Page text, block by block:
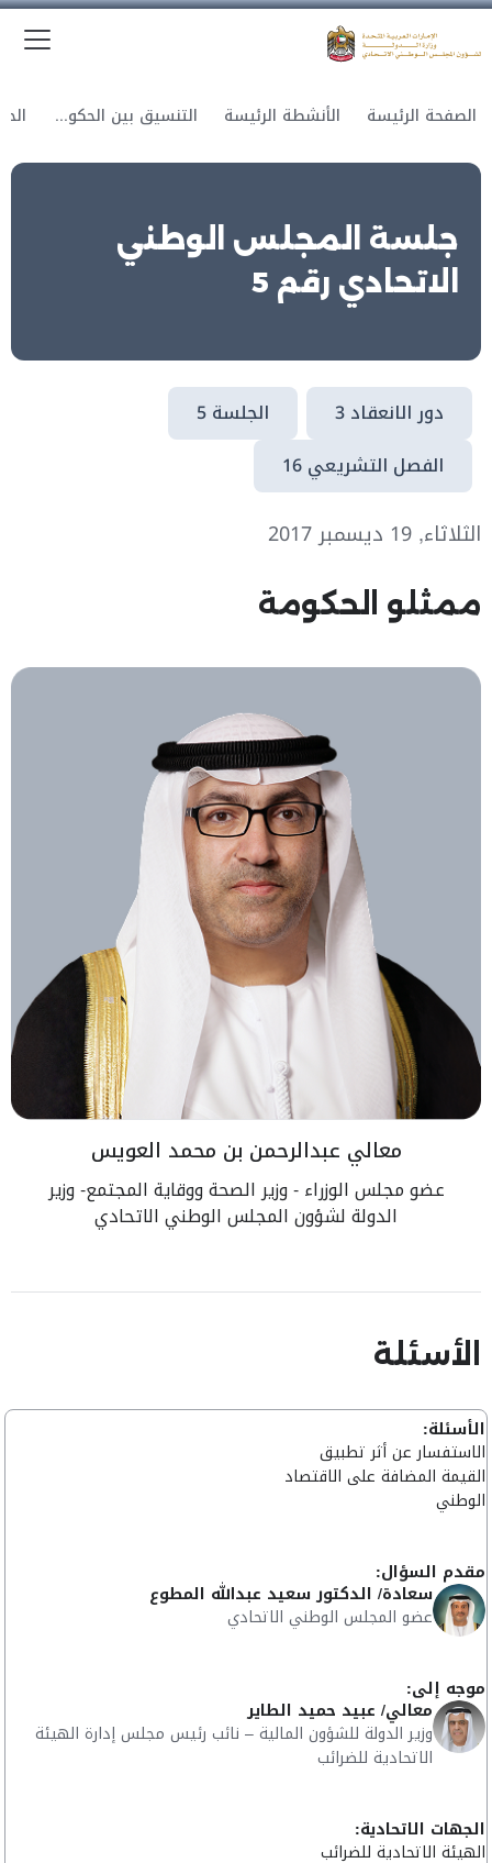
الصفحة الرئيسة الأنشطة الرئيسة التنسيق بين الحكومة والمجلس
جلسة المجلس الوطني
الاتحادي رقم 5
دور الانعقاد 3
الجلسة 5
الفصل التشريعي 16
الثلاثاء, 19 ديسمبر 2017
ممثلو الحكومة
معالي عبدالرحمن بن محمد العويس
عضو مجلس الوزراء - وزير الصحة ووقاية المجتمع- وزير
الدولة لشؤون المجلس الوطني الاتحادي
الأسئلة
الأسئلة:
الاستفسار عن أثر تطبيق
القيمة المضافة على الاقتصاد
الوطني
مقدم السؤال:
سعادة/ الدكتور سعيد عبدالله المطوع
عضو المجلس الوطني الاتحادي
موجه إلى:
معالي/ عبيد حميد الطاير
وزير الدولة للشؤون المالية – نائب رئيس مجلس إدارة الهيئة
الاتحادية للضرائب
الجهات الاتحادية:
الهيئة الاتحادية للضرائب